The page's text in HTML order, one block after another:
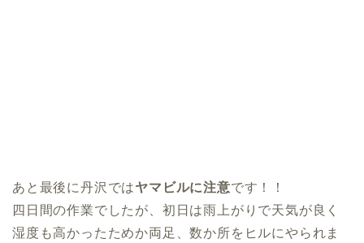
あと最後に丹沢ではヤマビルに注意です！！
四日間の作業でしたが、初日は雨上がりで天気が良く
湿度も高かったためか両足、数か所をヒルにやられま